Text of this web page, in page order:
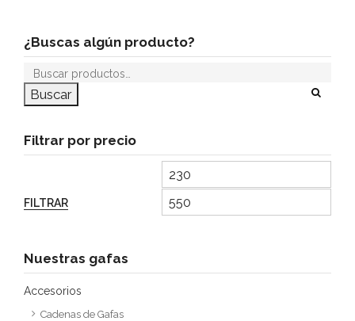
¿Buscas algún producto?
Buscar
Filtrar por precio
FILTRAR
Nuestras gafas
Accesorios
Cadenas de Gafas